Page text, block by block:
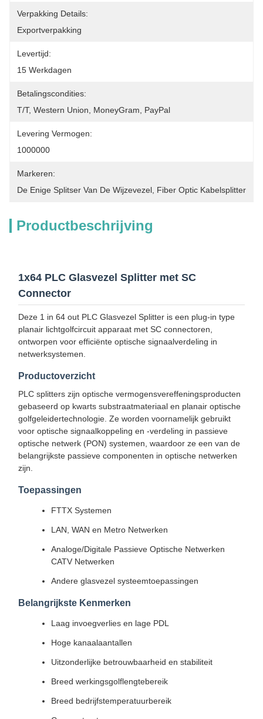
Verpakking Details:
Exportverpakking
Levertijd:
15 Werkdagen
Betalingscondities:
T/T, Western Union, MoneyGram, PayPal
Levering Vermogen:
1000000
Markeren:
De Enige Splitser Van De Wijzevezel Fiber Optic Kabelsplitter
Productbeschrijving
1x64 PLC Glasvezel Splitter met SC
Connector
Deze 1 in 64 out PLC Glasvezel Splitter is een plug-in type
planair lichtgolfcircuit apparaat met SC connectoren,
ontworpen voor efficiënte optische signaalverdeling in
netwerksystemen.
Productoverzicht
PLC splitters zijn optische vermogensvereffeningsproducten
gebaseerd op kwarts substraatmateriaal en planair optische
golfgeleidertechnologie. Ze worden voornamelijk gebruikt
voor optische signaalkoppeling en -verdeling in passieve
optische netwerk (PON) systemen, waardoor ze een van de
belangrijkste passieve componenten in optische netwerken
zijn.
Toepassingen
FTTX Systemen
LAN, WAN en Metro Netwerken
Analoge/Digitale Passieve Optische Netwerken
CATV Netwerken
Andere glasvezel systeemtoepassingen
Belangrijkste Kenmerken
Laag invoegverlies en lage PDL
Hoge kanaalaantallen
Uitzonderlijke betrouwbaarheid en stabiliteit
Breed werkingsgolflengtebereik
Breed bedrijfstemperatuurbereik